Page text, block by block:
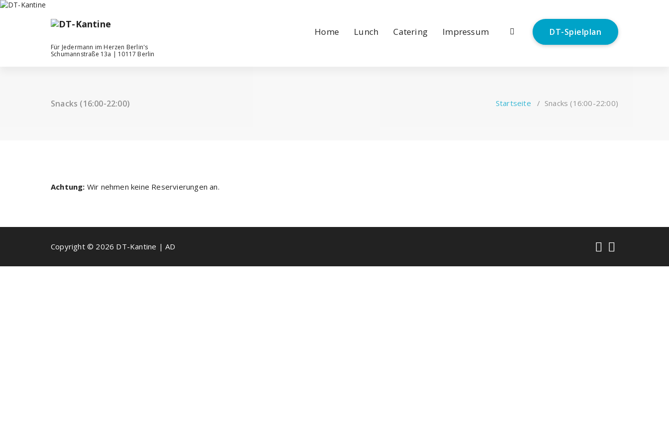
Zum
Für Jedermann im Herzen Berlin's
Schumannstraße 13a | 10117 Berlin
Home Lunch Catering Impressum DT-Spielplan
Snacks (16:00-22:00) Startseite / Snacks (16:00-22:00)
Achtung: Wir nehmen keine Reservierungen an.
Copyright © 2026 DT-Kantine | AD